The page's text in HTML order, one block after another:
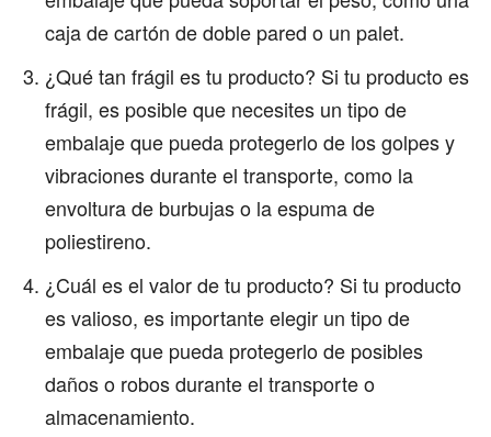
caja de cartón de doble pared o un palet.
¿Qué tan frágil es tu producto? Si tu producto es
frágil, es posible que necesites un tipo de
embalaje que pueda protegerlo de los golpes y
vibraciones durante el transporte, como la
envoltura de burbujas o la espuma de
poliestireno.
¿Cuál es el valor de tu producto? Si tu producto
es valioso, es importante elegir un tipo de
embalaje que pueda protegerlo de posibles
daños o robos durante el transporte o
almacenamiento.